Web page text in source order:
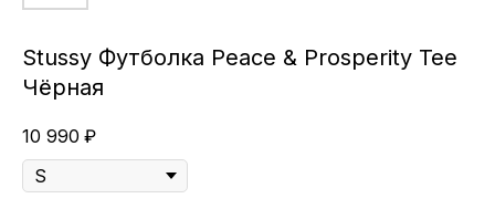
Stussy Футболка Peace & Prosperity Tee
Чёрная
10 990 ₽